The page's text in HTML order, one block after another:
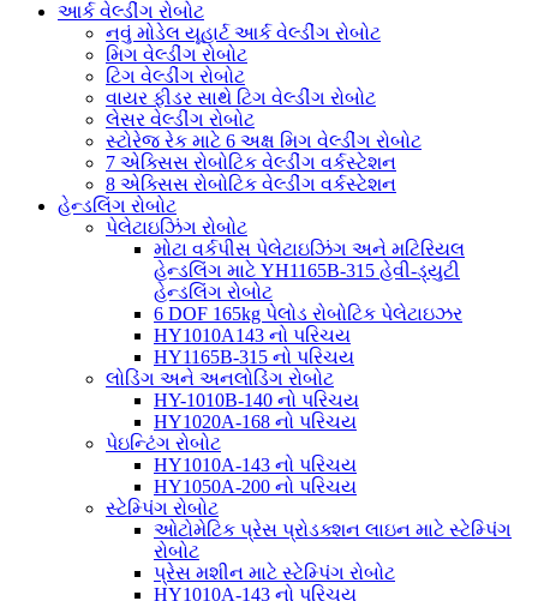
આર્ક વેલ્ડીંગ રોબોટ
નવું મોડેલ યૂહાર્ટ આર્ક વેલ્ડીંગ રોબોટ
મિગ વેલ્ડીંગ રોબોટ
ટિગ વેલ્ડીંગ રોબોટ
વાયર ફીડર સાથે ટિગ વેલ્ડીંગ રોબોટ
લેસર વેલ્ડીંગ રોબોટ
સ્ટોરેજ રેક માટે 6 અક્ષ મિગ વેલ્ડીંગ રોબોટ
7 એક્સિસ રોબોટિક વેલ્ડીંગ વર્કસ્ટેશન
8 એક્સિસ રોબોટિક વેલ્ડીંગ વર્કસ્ટેશન
હેન્ડલિંગ રોબોટ
પેલેટાઇઝિંગ રોબોટ
મોટા વર્કપીસ પેલેટાઇઝિંગ અને મટિરિયલ
હેન્ડલિંગ માટે YH1165B-315 હેવી-ડ્યુટી
હેન્ડલિંગ રોબોટ
6 DOF 165kg પેલોડ રોબોટિક પેલેટાઇઝર
HY1010A143 નો પરિચય
HY1165B-315 નો પરિચય
લોડિંગ અને અનલોડિંગ રોબોટ
HY-1010B-140 નો પરિચય
HY1020A-168 નો પરિચય
પેઇન્ટિંગ રોબોટ
HY1010A-143 નો પરિચય
HY1050A-200 નો પરિચય
સ્ટેમ્પિંગ રોબોટ
ઓટોમેટિક પ્રેસ પ્રોડક્શન લાઇન માટે સ્ટેમ્પિંગ
રોબોટ
પ્રેસ મશીન માટે સ્ટેમ્પિંગ રોબોટ
HY1010A-143 નો પરિચય